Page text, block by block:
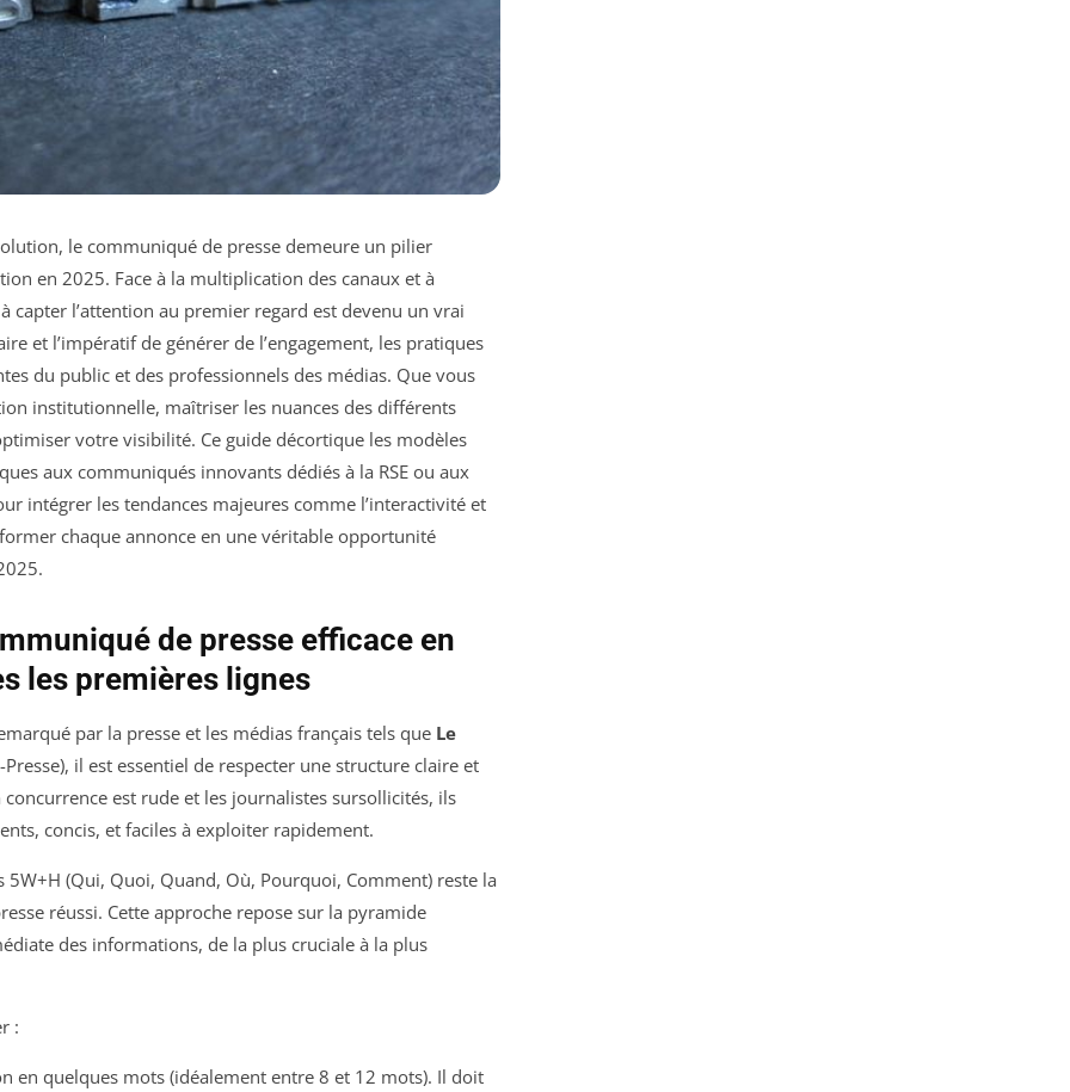
le communiqué de presse demeure un pilier
en 2025. Face à la multiplication des canaux et à
capter l’attention au premier regard est devenu un vrai
et l’impératif de générer de l’engagement, les pratiques
du public et des professionnels des médias. Que vous
institutionnelle, maîtriser les nuances des différents
votre visibilité. Ce guide décortique les modèles
aux communiqués innovants dédiés à la RSE ou aux
intégrer les tendances majeures comme l’interactivité et
chaque annonce en une véritable opportunité
de presse efficace en
les premières lignes
par la presse et les médias français tels que Le
Presse), il est essentiel de respecter une structure claire et
est rude et les journalistes sursollicités, ils
concis, et faciles à exploiter rapidement.
(Qui, Quoi, Quand, Où, Pourquoi, Comment) reste la
réussi. Cette approche repose sur la pyramide
des informations, de la plus cruciale à la plus
:
en quelques mots (idéalement entre 8 et 12 mots). Il doit